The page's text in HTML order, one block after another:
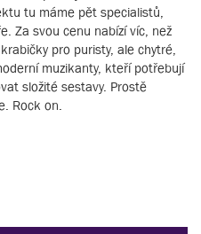
tu máme pět specialistů,
Za svou cenu nabízí víc, než
pro puristy, ale chytré,
muzikanty, kteří potřebují
složité sestavy. Prostě
Rock on.